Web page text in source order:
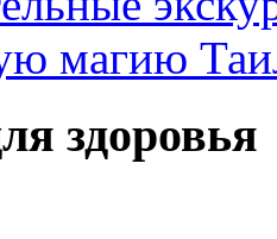
магию
здоровья